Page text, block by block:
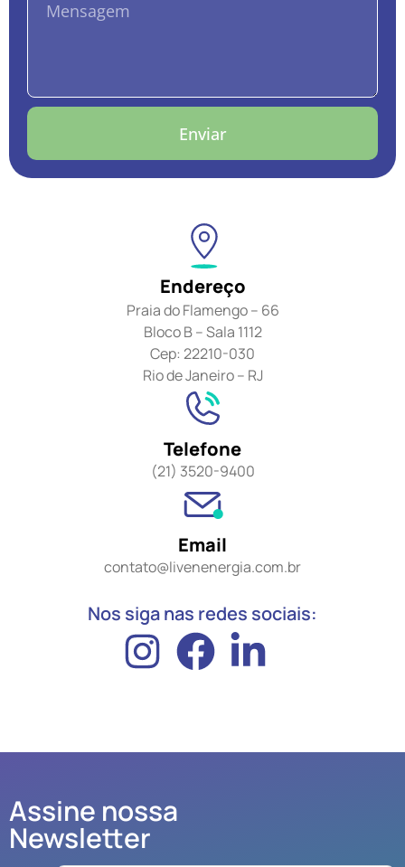
Enviar
Endereço
Praia do Flamengo – 66
Bloco B – Sala 1112
Cep: 22210-030
Rio de Janeiro – RJ
Telefone
(21) 3520-9400
Email
contato@livenenergia.com.br
Nos siga nas redes sociais:
Assine nossa
Newsletter
Email